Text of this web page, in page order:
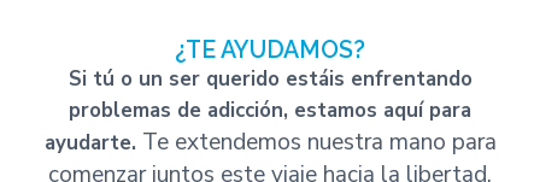
¿TE AYUDAMOS?
Si tú o un ser querido estáis enfrentando
problemas de adicción, estamos aquí para
ayudarte. Te extendemos nuestra mano para
comenzar juntos este viaje hacia la libertad.